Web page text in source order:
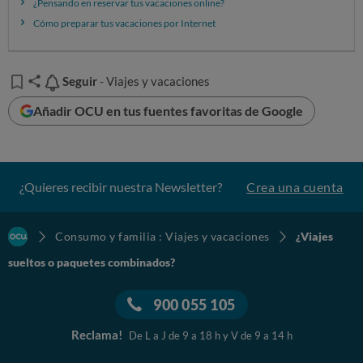
¿Pensando en reservar tus vacaciones online?
Cómo preparar tus vacaciones por Internet
Seguir
Seguir - Viajes y vacaciones
Añadir OCU en tus fuentes favoritas de Google
¿Quieres recibir nuestra Newsletter? Crea una cuenta
Consumo y familia : Viajes y vacaciones
¿Viajes
sueltos o paquetes combinados?
900 055 105
Reclama! De L a J de 9 a 18 h y V de 9 a 14 h